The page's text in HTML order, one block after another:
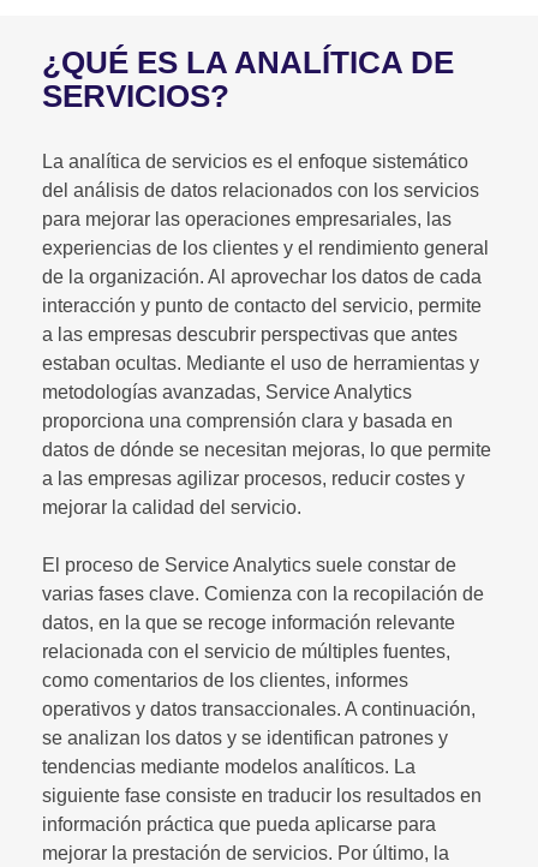
¿QUÉ ES LA ANALÍTICA DE
SERVICIOS?
La analítica de servicios es el enfoque sistemático
del análisis de datos relacionados con los servicios
para mejorar las operaciones empresariales, las
experiencias de los clientes y el rendimiento general
de la organización. Al aprovechar los datos de cada
interacción y punto de contacto del servicio, permite
a las empresas descubrir perspectivas que antes
estaban ocultas. Mediante el uso de herramientas y
metodologías avanzadas, Service Analytics
proporciona una comprensión clara y basada en
datos de dónde se necesitan mejoras, lo que permite
a las empresas agilizar procesos, reducir costes y
mejorar la calidad del servicio.
El proceso de Service Analytics suele constar de
varias fases clave. Comienza con la recopilación de
datos, en la que se recoge información relevante
relacionada con el servicio de múltiples fuentes,
como comentarios de los clientes, informes
operativos y datos transaccionales. A continuación,
se analizan los datos y se identifican patrones y
tendencias mediante modelos analíticos. La
siguiente fase consiste en traducir los resultados en
información práctica que pueda aplicarse para
mejorar la prestación de servicios. Por último, la